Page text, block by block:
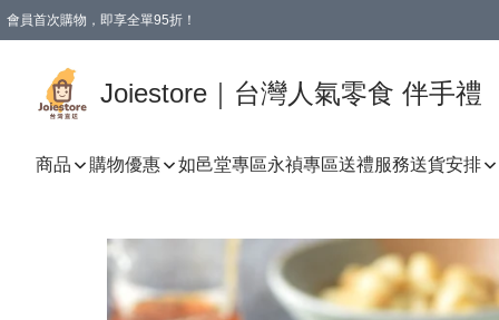
會員首次購物，即享全單95折！
Joiestore｜台灣人氣零食 伴手禮
商品 購物優惠 如邑堂專區永禎專區送禮服務送貨安排